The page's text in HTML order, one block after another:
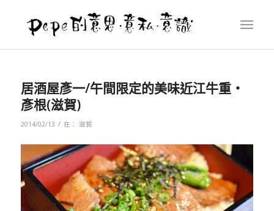
居酒屋彥一/午間限定的美味近江牛重‧
彥根(滋賀)
2014/02/13 / 在： 滋賀